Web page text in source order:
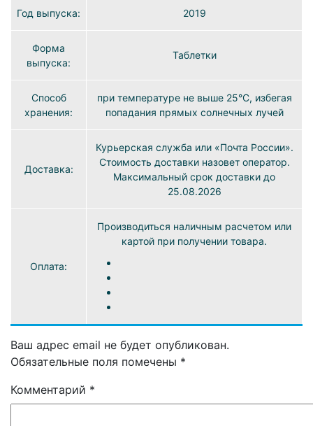
Год выпуска: 2019
Форма
выпуска:
Таблетки
Способ
хранения:
при температуре не выше 25°C, избегая
попадания прямых солнечных лучей
Доставка:
Курьерская служба или «Почта России».
Стоимость доставки назовет оператор.
Максимальный срок доставки до
25.08.2026
Оплата:
Производиться наличным расчетом или
картой при получении товара.
Ваш адрес email не будет опубликован.
Обязательные поля помечены *
Комментарий *